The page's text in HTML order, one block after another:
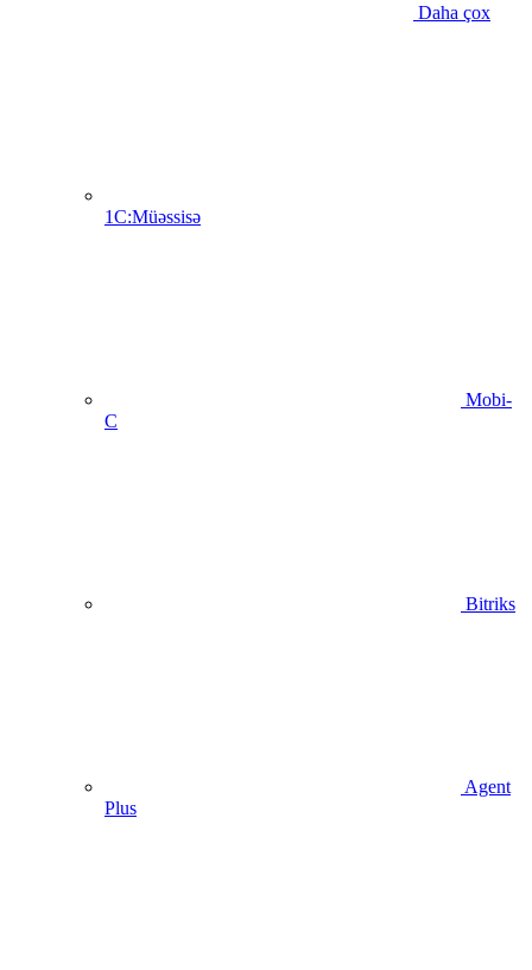
Daha çox
1C:Müəssisə
Mobi-
C
Bitriks
Agent
Plus